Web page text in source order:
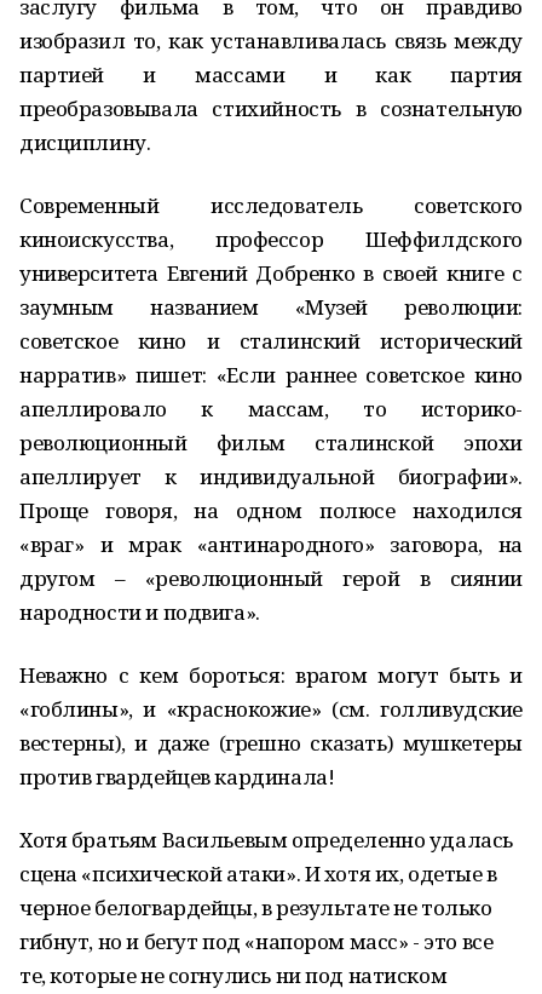
заслугу фильма в том, что он правдиво
изобразил то, как устанавливалась связь между
партией и массами и как партия
преобразовывала стихийность в сознательную
дисциплину.
Современный исследователь советского
киноискусства, профессор Шеффилдского
университета Евгений Добренко в своей книге с
заумным названием «Музей революции:
советское кино и сталинский исторический
нарратив» пишет: «Если раннее советское кино
апеллировало к массам, то историко-
революционный фильм сталинской эпохи
апеллирует к индивидуальной биографии».
Проще говоря, на одном полюсе находился
«враг» и мрак «антинародного» заговора, на
другом – «революционный герой в сиянии
народности и подвига».
Неважно с кем бороться: врагом могут быть и
«гоблины», и «краснокожие» (см. голливудские
вестерны), и даже (грешно сказать) мушкетеры
против гвардейцев кардинала!
Хотя братьям Васильевым определенно удалась
сцена «психической атаки». И хотя их, одетые в
черное белогвардейцы, в результате не только
гибнут, но и бегут под «напором масс» - это все
те, которые не согнулись ни под натиском